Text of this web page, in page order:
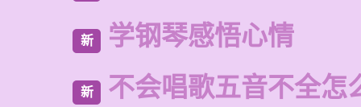
新 学钢琴感悟心情
新 不会唱歌五音不全怎